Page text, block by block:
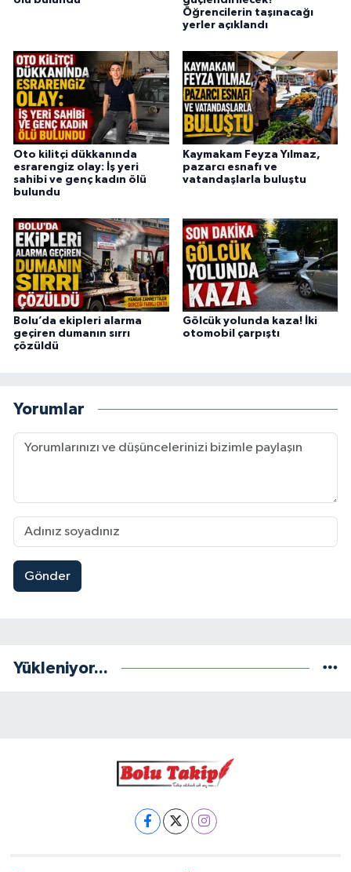
Öğrencilerin taşınacağı
yerler açıklandı
Oto kilitçi dükkanında
esrarengiz olay: İş yeri
sahibi ve genç kadın ölü
bulundu
Kaymakam Feyza Yılmaz,
pazarcı esnafı ve
vatandaşlarla buluştu
Bolu’da ekipleri alarma
geçiren dumanın sırrı
çözüldü
Gölcük yolunda kaza! İki
otomobil çarpıştı
Yorumlar
Gönder
Yükleniyor...